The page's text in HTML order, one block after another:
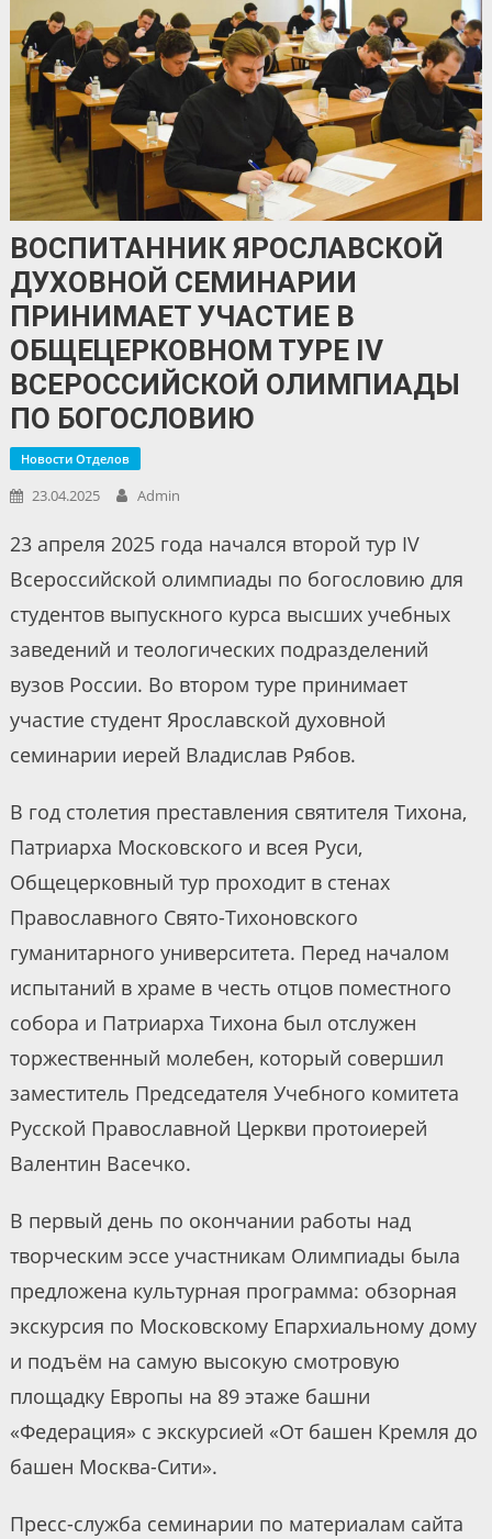
ВОСПИТАННИК ЯРОСЛАВСКОЙ
ДУХОВНОЙ СЕМИНАРИИ
ПРИНИМАЕТ УЧАСТИЕ В
ОБЩЕЦЕРКОВНОМ ТУРЕ IV
ВСЕРОССИЙСКОЙ ОЛИМПИАДЫ
ПО БОГОСЛОВИЮ
Новости Отделов
23.04.2025 Admin
23 апреля 2025 года начался второй тур IV
Всероссийской олимпиады по богословию для
студентов выпускного курса высших учебных
заведений и теологических подразделений
вузов России. Во втором туре принимает
участие студент Ярославской духовной
семинарии иерей Владислав Рябов.
В год столетия преставления святителя Тихона,
Патриарха Московского и всея Руси,
Общецерковный тур проходит в стенах
Православного Свято-Тихоновского
гуманитарного университета. Перед началом
испытаний в храме в честь отцов поместного
собора и Патриарха Тихона был отслужен
торжественный молебен, который совершил
заместитель Председателя Учебного комитета
Русской Православной Церкви протоиерей
Валентин Васечко.
В первый день по окончании работы над
творческим эссе участникам Олимпиады была
предложена культурная программа: обзорная
экскурсия по Московскому Епархиальному дому
и подъём на самую высокую смотровую
площадку Европы на 89 этаже башни
«Федерация» с экскурсией «От башен Кремля до
башен Москва-Сити».
Пресс-служба семинарии по материалам сайта